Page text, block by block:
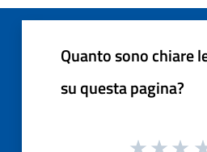
Quanto sono chiare
su questa pagina?